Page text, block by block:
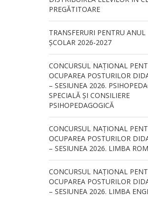
PREGĂTITOARE
TRANSFERURI PENTRU ANUL
ȘCOLAR 2026-2027
CONCURSUL NAŢIONAL
OCUPAREA POSTURILOR
– SESIUNEA 2026.
SPECIALĂ ȘI CONSILIERE
PSIHOPEDAGOGICĂ
CONCURSUL NAŢIONAL
OCUPAREA POSTURILOR
– SESIUNEA 2026. LIMBA
CONCURSUL NAŢIONAL
OCUPAREA POSTURILOR
– SESIUNEA 2026. LIMBA